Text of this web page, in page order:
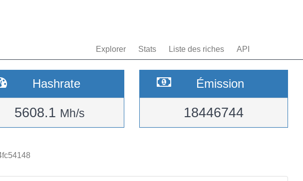
Explorer Stats Liste des riches API
Hashrate
5608.1 Mh/s
Émission
18446744